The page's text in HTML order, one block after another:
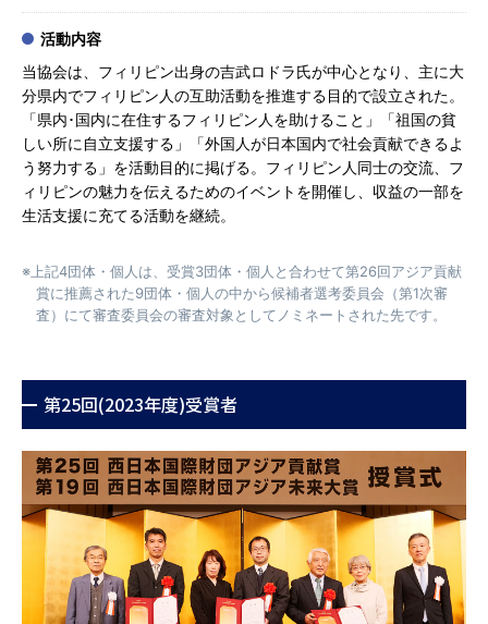
活動内容
当協会は、フィリピン出身の吉武ロドラ氏が中心となり、主に大
分県内でフィリピン人の互助活動を推進する目的で設立された。
「県内･国内に在住するフィリピン人を助けること」「祖国の貧
しい所に自立支援する」「外国人が日本国内で社会貢献できるよ
う努力する」を活動目的に掲げる。フィリピン人同士の交流、フ
ィリピンの魅力を伝えるためのイベントを開催し、収益の一部を
生活支援に充てる活動を継続。
※上記4団体・個人は、受賞3団体・個人と合わせて第26回アジア貢献
賞に推薦された9団体・個人の中から候補者選考委員会（第1次審
査）にて審査委員会の審査対象としてノミネートされた先です。
第25回(2023年度)受賞者